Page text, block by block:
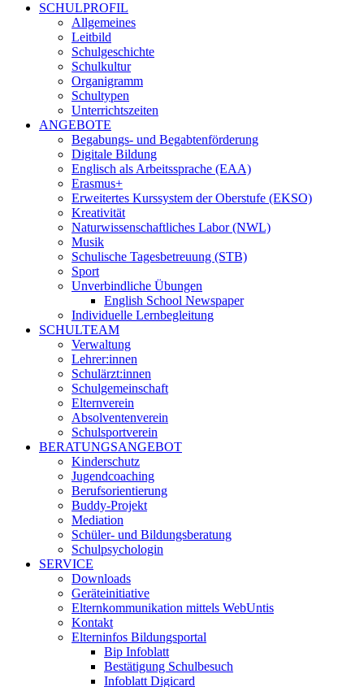
SCHULPROFIL
Allgemeines
Leitbild
Schulgeschichte
Schulkultur
Organigramm
Schultypen
Unterrichtszeiten
ANGEBOTE
Begabungs- und Begabtenförderung
Digitale Bildung
Englisch als Arbeitssprache (EAA)
Erasmus+
Erweitertes Kurssystem der Oberstufe (EKSO)
Kreativität
Naturwissenschaftliches Labor (NWL)
Musik
Schulische Tagesbetreuung (STB)
Sport
Unverbindliche Übungen
English School Newspaper
Individuelle Lernbegleitung
SCHULTEAM
Verwaltung
Lehrer:innen
Schulärzt:innen
Schulgemeinschaft
Elternverein
Absolventenverein
Schulsportverein
BERATUNGSANGEBOT
Kinderschutz
Jugendcoaching
Berufsorientierung
Buddy-Projekt
Mediation
Schüler- und Bildungsberatung
Schulpsychologin
SERVICE
Downloads
Geräteinitiative
Elternkommunikation mittels WebUntis
Kontakt
Elterninfos Bildungsportal
Bip Infoblatt
Bestätigung Schulbesuch
Infoblatt Digicard